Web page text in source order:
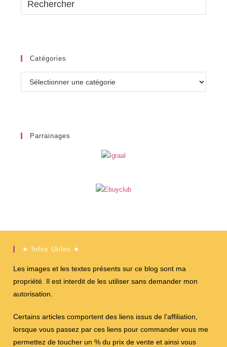
Catégories
Parrainages
★ Infos Utiles ★
Les images et les textes présents sur ce blog sont ma
propriété. Il est interdit de les utiliser sans demander mon
autorisation.
Certains articles comportent des liens issus de l’affiliation,
lorsque vous passez par ces liens pour commander vous me
permettez de toucher un % du prix de vente et ainsi vous